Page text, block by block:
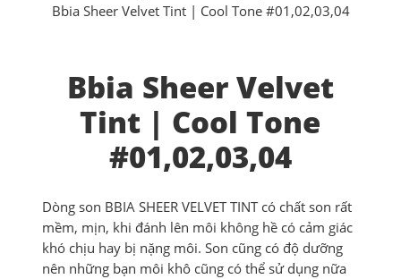
Bbia Sheer Velvet Tint | Cool Tone #01,02,03,04
Bbia Sheer Velvet
Tint | Cool Tone
#01,02,03,04
Dòng son BBIA SHEER VELVET TINT có chất son rất
mềm, mịn, khi đánh lên môi không hề có cảm giác
khó chịu hay bị nặng môi. Son cũng có độ dưỡng
nên những bạn môi khô cũng có thể sử dụng nữa